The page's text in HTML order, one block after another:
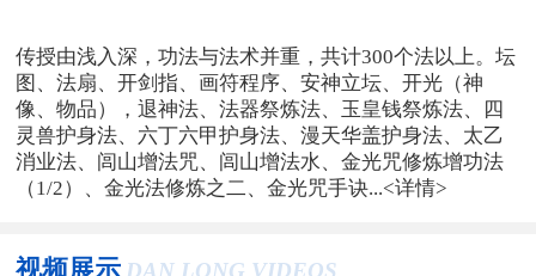
传授由浅入深，功法与法术并重，共计300个法以上。坛
图、法扇、开剑指、画符程序、安神立坛、开光（神
像、物品），退神法、法器祭炼法、玉皇钱祭炼法、四
灵兽护身法、六丁六甲护身法、漫天华盖护身法、太乙
消业法、闾山增法咒、闾山增法水、金光咒修炼增功法
（1/2）、金光法修炼之二、金光咒手诀...<详情>
视频展示 DAN LONG VIDEOS